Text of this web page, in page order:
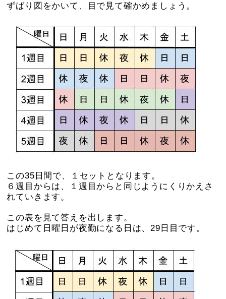
ずばり図をかいて、目で見て確かめましょう。
この35日間で、１セットとなります。
６週目からは、１週目からと同じようにくりかえさ
れていきます。
この表を見て答えを出します。
はじめて日曜日が夜勤になる日は、29日目です。